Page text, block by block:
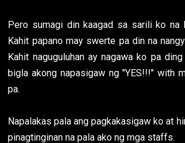
Pero sumagi din kaagad sa sarili ko na
Kahit papano may swerte pa din na
Kahit naguguluhan ay nagawa ko pa
bigla akong napasigaw ng "YES!!!" with
pa.
Napalakas pala ang pagkakasigaw ko at
pinagtinginan na pala ako ng mga staffs.